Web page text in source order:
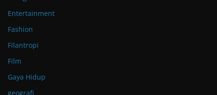
Entertainment
Fashion
Filantropi
Film
Gaya Hidup
geografi